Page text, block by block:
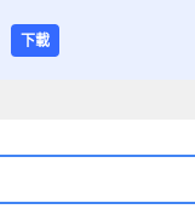
下載